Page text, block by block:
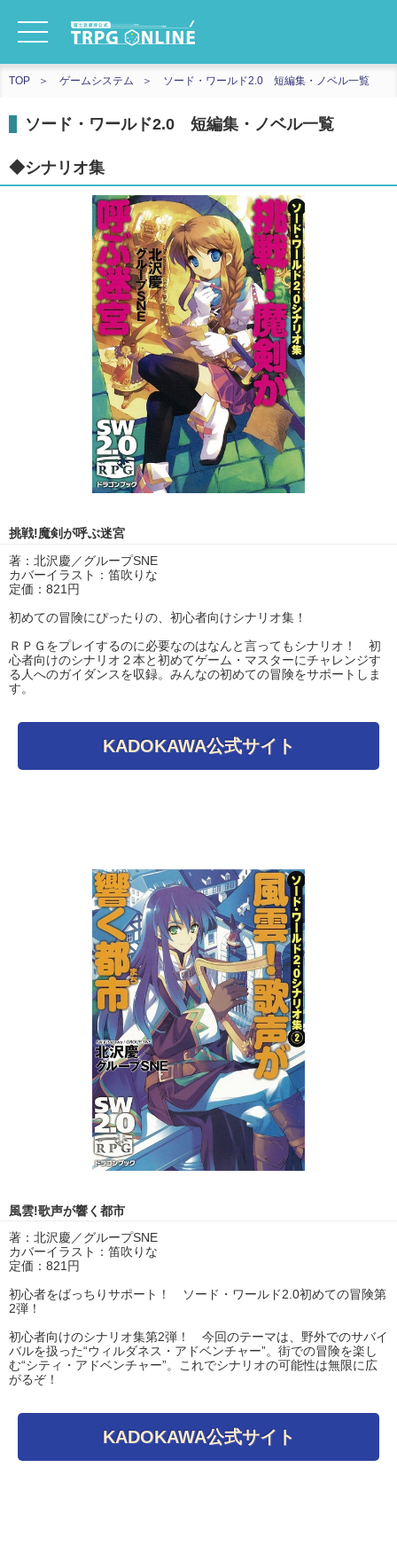
TOP ゲームシステム ソード・ワールド2.0 短編集・ノベル一覧
ソード・ワールド2.0 短編集・ノベル一覧
◆シナリオ集
挑戦!魔剣が呼ぶ迷宮
著：北沢慶／グループSNE
カバーイラスト：笛吹りな
定価：821円
初めての冒険にぴったりの、初心者向けシナリオ集！
ＲＰＧをプレイするのに必要なのはなんと言ってもシナリオ！ 初
心者向けのシナリオ２本と初めてゲーム・マスターにチャレンジす
る人へのガイダンスを収録。みんなの初めての冒険をサポートしま
す。
KADOKAWA公式サイト
風雲!歌声が響く都市
著：北沢慶／グループSNE
カバーイラスト：笛吹りな
定価：821円
初心者をばっちりサポート！ ソード・ワールド2.0初めての冒険第
2弾！
初心者向けのシナリオ集第2弾！ 今回のテーマは、野外でのサバイ
バルを扱った“ウィルダネス・アドベンチャー”。街での冒険を楽し
む“シティ・アドベンチャー”。これでシナリオの可能性は無限に広
がるぞ！
KADOKAWA公式サイト